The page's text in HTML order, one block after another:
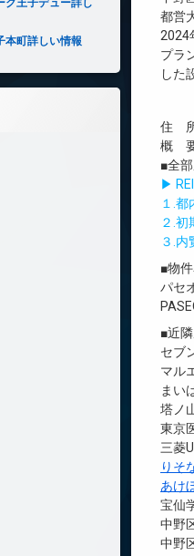
都営
2024
プラ
した
住
概
■全
▶
１.都
２.初
３.内
■物
パセ
■近
セブ
マル
まい
塔ノ
東京
三菱
りそ
あけ
宝仙
中野
中野
ク王子デュー詳し
本町詳しい情報